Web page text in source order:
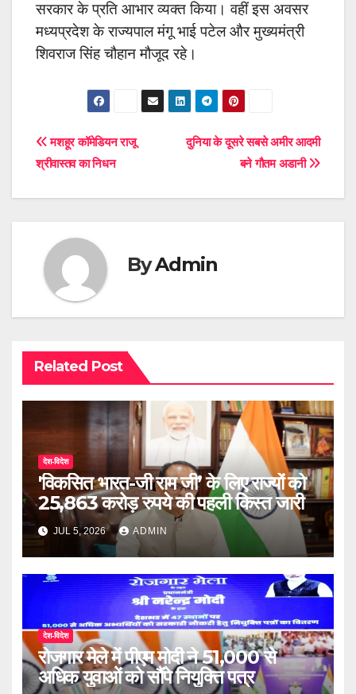
सरकार के प्रति आभार व्यक्त किया। वहीं इस अवसर
मध्यप्रदेश के राज्यपाल मंगू भाई पटेल और मुख्यमंत्री
शिवराज सिंह चौहान मौजूद रहे।
Post
navigation
दुनिया के दूसरे सबसे अमीर आदमी
बने गौतम अडानी
मशहूर कॉमेडियन राजू
श्रीवास्तव का निधन
ByAdmin
Related Post
देश-विदेश
'विकसित भारत-जी राम जी’ के लिए राज्यों को
25,863 करोड़ रुपये की पहली किस्त जारी
JUL 5, 2026 ADMIN
देश-विदेश
रोजगार मेले में पीएम मोदी ने 51,000 से
अधिक युवाओं को सौंपे नियुक्ति पत्र